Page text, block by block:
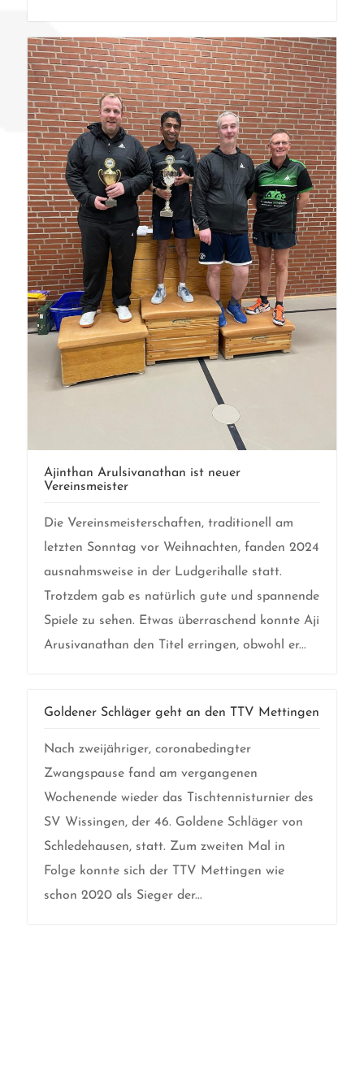
Ajinthan Arulsivanathan ist neuer
Vereinsmeister
Die Vereinsmeisterschaften, traditionell am
letzten Sonntag vor Weihnachten, fanden 2024
ausnahmsweise in der Ludgerihalle statt.
Trotzdem gab es natürlich gute und spannende
Spiele zu sehen. Etwas überraschend konnte Aji
Arusivanathan den Titel erringen, obwohl er...
Goldener Schläger geht an den TTV Mettingen
Nach zweijähriger, coronabedingter
Zwangspause fand am vergangenen
Wochenende wieder das Tischtennisturnier des
SV Wissingen, der 46. Goldene Schläger von
Schledehausen, statt. Zum zweiten Mal in
Folge konnte sich der TTV Mettingen wie
schon 2020 als Sieger der...